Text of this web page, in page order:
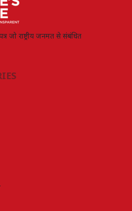
जो राष्ट्रीय जनमत से संबंधित